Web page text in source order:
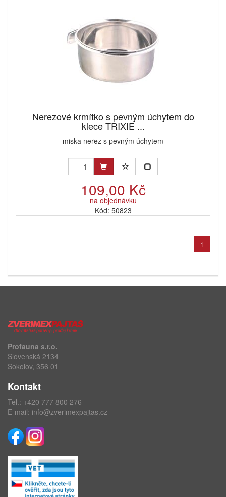
Nerezové krmítko s pevným úchytem do
klece TRIXIE ...
miska nerez s pevným úchytem
109,00 Kč
na objednávku
Kód: 50823
1
Profauna s.r.o.
Slovenská 2134
Sokolov, 356 01
Kontakt
Tel.: +420 777 800 276
E-mail: info@zverimexpajtas.cz